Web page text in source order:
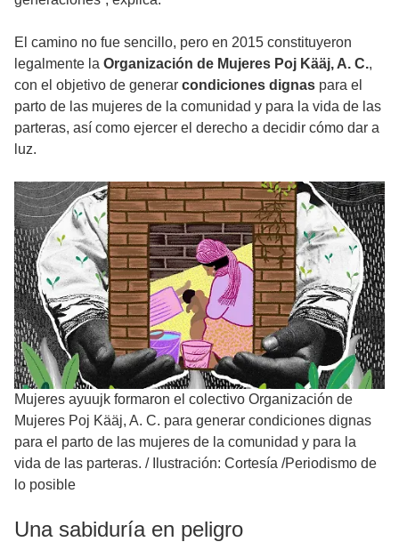
El camino no fue sencillo, pero en 2015 constituyeron
legalmente la Organización de Mujeres Poj Kääj, A. C.,
con el objetivo de generar condiciones dignas para el
parto de las mujeres de la comunidad y para la vida de las
parteras, así como ejercer el derecho a decidir cómo dar a
luz.
Mujeres ayuujk formaron el colectivo Organización de
Mujeres Poj Kääj, A. C. para generar condiciones dignas
para el parto de las mujeres de la comunidad y para la
vida de las parteras. /
Ilustración: Cortesía /Periodismo de
lo posible
Una sabiduría en peligro